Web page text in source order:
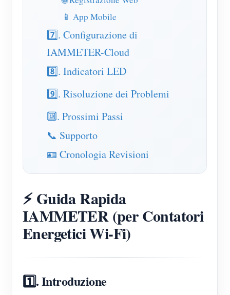
Monitoraggio energetico della fabbrica
Video tutorial
FAQ
Notizie
Blog
Programma contributori
Centro contributori
Attività IAMMETER
Esplora il sito
Classifica FV
Soluzioni
Contatto
📱 App Mobile
7️⃣. Configurazione di
IAMMETER-Cloud
8️⃣. Indicatori LED
9️⃣. Risoluzione dei Problemi
🔟. Prossimi Passi
📞 Supporto
🪪 Cronologia Revisioni
⚡ Guida Rapida
IAMMETER (per Contatori
Energetici Wi-Fi)
1️⃣. Introduzione